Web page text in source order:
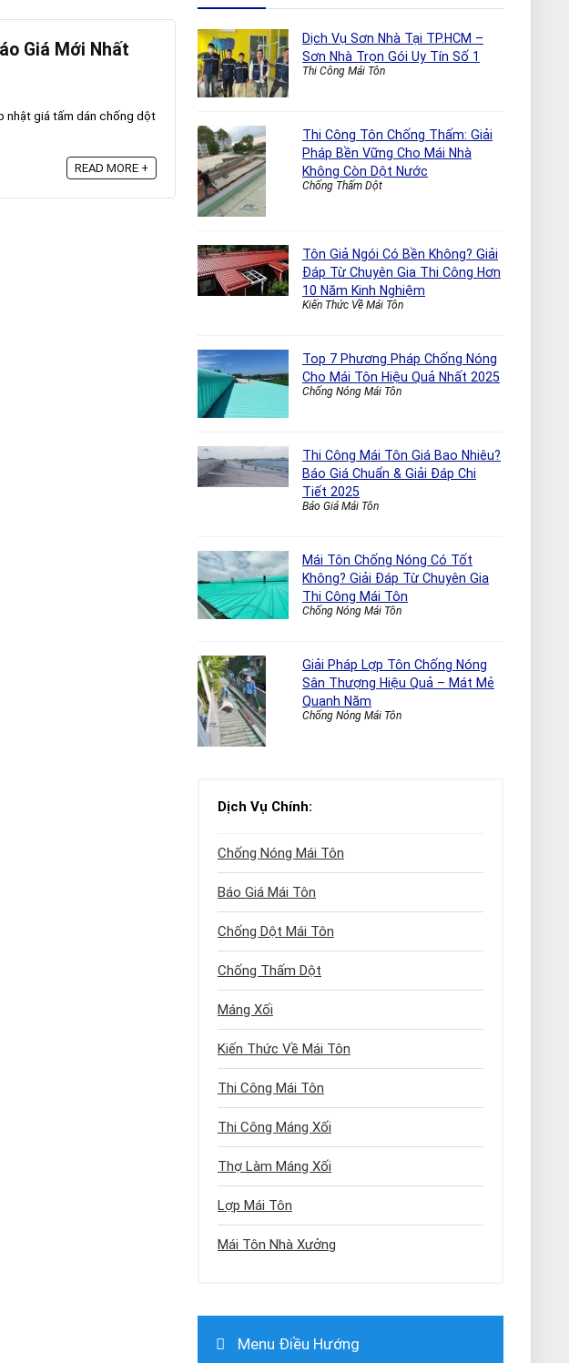
Giá Mới Nhất
nhật giá tấm dán chống dột
READ MORE +
Dịch Vụ Sơn Nhà Tại TP.HCM –
Sơn Nhà Trọn Gói Uy Tín Số 1
Thi Công Mái Tôn
Thi Công Tôn Chống Thấm: Giải
Pháp Bền Vững Cho Mái Nhà
Không Còn Dột Nước
Chống Thấm Dột
Tôn Giả Ngói Có Bền Không? Giải
Đáp Từ Chuyên Gia Thi Công Hơn
10 Năm Kinh Nghiệm
Kiến Thức Về Mái Tôn
Top 7 Phương Pháp Chống Nóng
Cho Mái Tôn Hiệu Quả Nhất 2025
Chống Nóng Mái Tôn
Thi Công Mái Tôn Giá Bao Nhiêu?
Báo Giá Chuẩn & Giải Đáp Chi
Tiết 2025
Báo Giá Mái Tôn
Mái Tôn Chống Nóng Có Tốt
Không? Giải Đáp Từ Chuyên Gia
Thi Công Mái Tôn
Chống Nóng Mái Tôn
Giải Pháp Lợp Tôn Chống Nóng
Sân Thượng Hiệu Quả – Mát Mẻ
Quanh Năm
Chống Nóng Mái Tôn
Dịch Vụ Chính:
Chống Nóng Mái Tôn
Báo Giá Mái Tôn
Chống Dột Mái Tôn
Chống Thấm Dột
Máng Xối
Kiến Thức Về Mái Tôn
Thi Công Mái Tôn
Thi Công Máng Xối
Thợ Làm Máng Xối
Lợp Mái Tôn
Mái Tôn Nhà Xưởng
Menu Điều Hướng